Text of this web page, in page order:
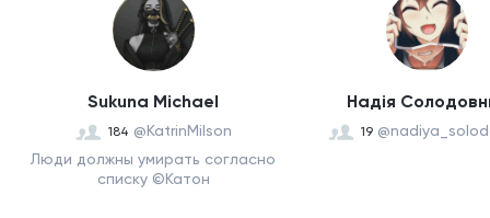
Sukuna Michael
184 @KatrinMilson
Люди должны умирать согласно
списку ©Катон
Надія
19